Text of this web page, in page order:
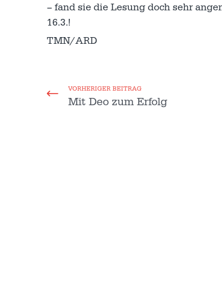
– fand sie die Lesung doch sehr
16.3.!
TMN/ARD
VORHERIGER BEITRAG
Mit Deo zum Erfolg